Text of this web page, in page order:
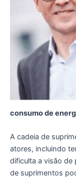
consumo de
A cadeia de
atores, incluindo
dificulta a visão
de suprimentos